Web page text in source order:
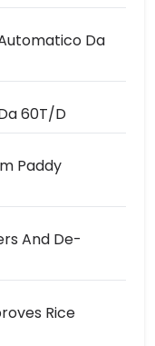
Da
60T/D
Paddy
And De-
Rice